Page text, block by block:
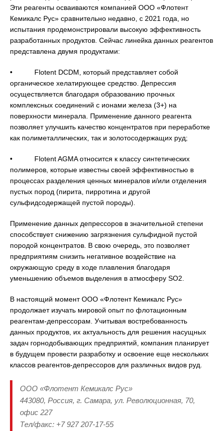
Эти реагенты осваиваются компанией ООО «Флотент
Кемикалс Рус» сравнительно недавно, с 2021 года, но
испытания продемонстрировали высокую эффективность
разработанных продуктов. Сейчас линейка данных реагентов
представлена двумя продуктами:
• Flotent DCDM, который представляет собой
органическое хелатирующее средство. Депрессия
осуществляется благодаря образованию прочных
комплексных соединений с ионами железа (3+) на
поверхности минерала. Применение данного реагента
позволяет улучшить качество концентратов при переработке
как полиметаллических, так и золотосодержащих руд;
• Flotent AGMA относится к классу синтетических
полимеров, которые известны своей эффективностью в
процессах разделения ценных минералов и/или отделения
пустых пород (пирита, пирротина и другой
сульфидсодержащей пустой породы).
Применение данных депрессоров в значительной степени
способствует снижению загрязнения сульфидной пустой
породой концентратов. В свою очередь, это позволяет
предприятиям снизить негативное воздействие на
окружающую среду в ходе плавления благодаря
уменьшению объемов выделения в атмосферу SO2.
В настоящий момент ООО «Флотент Кемикалс Рус»
продолжает изучать мировой опыт по флотационным
реагентам-депрессорам. Учитывая востребованность
данных продуктов, их актуальность для решения насущных
задач горнодобывающих предприятий, компания планирует
в будущем провести разработку и освоение еще нескольких
классов реагентов-депрессоров для различных видов руд.
ООО «Флотент Кемикалс Рус»
443080, Россия, г. Самара, ул. Революционная, 70,
офис 227
Тел/факс: +7 927 207-17-55